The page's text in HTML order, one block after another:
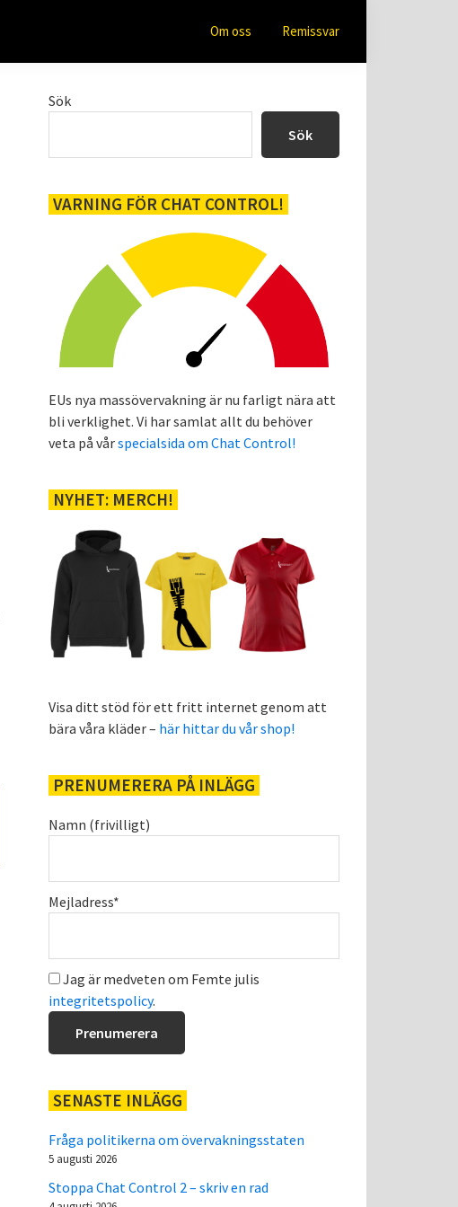
Om oss Remissvar
Primärt
Sök
Sök
VARNING FÖR CHAT CONTROL!
EUs nya massövervakning är nu farligt nära att
bli verklighet. Vi har samlat allt du behöver
veta på vårspecialsida om Chat Control!
NYHET: MERCH!
Visa ditt stöd för ett fritt internet genom att
bära våra kläder – här hittar du vår shop!
PRENUMERERA PÅ INLÄGG
Namn (frivilligt)
Mejladress*
Jag är medveten om Femte julis
integritetspolicy.
SENASTE INLÄGG
Fråga politikerna om övervakningsstaten
5 augusti 2026
Stoppa Chat Control 2 – skriv en rad